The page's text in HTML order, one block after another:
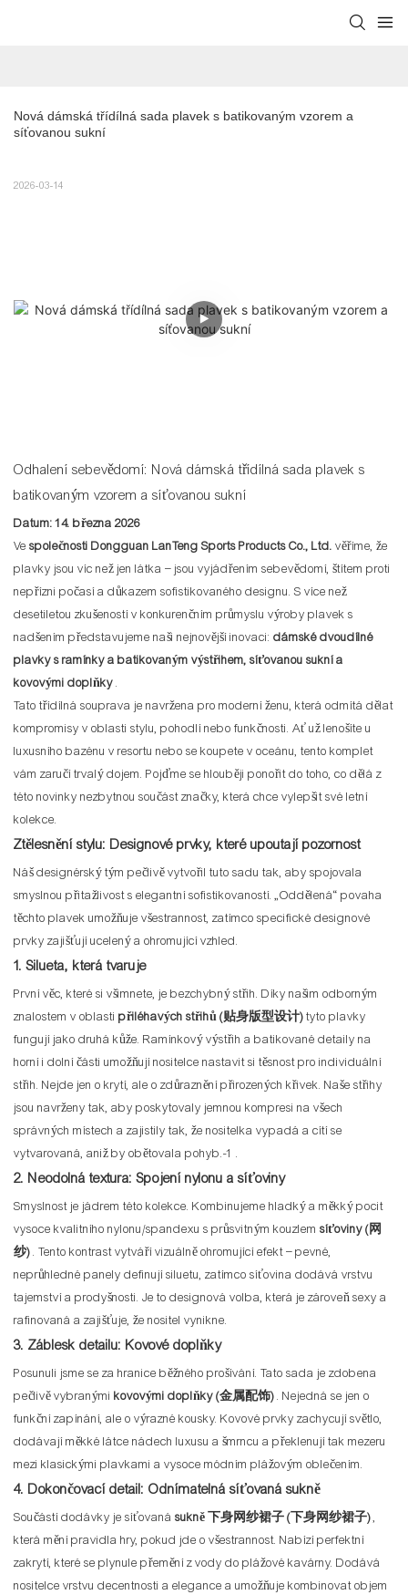
Nová dámská třídílná sada plavek s batikovaným vzorem a
síťovanou sukní
2026-03-14
Odhalení sebevědomí: Nová dámská třídílná sada plavek s
batikovaným vzorem a síťovanou sukní
Datum: 14. března 2026
Ve společnosti Dongguan LanTeng Sports Products Co., Ltd. věříme, že
plavky jsou víc než jen látka – jsou vyjádřením sebevědomí, štítem proti
nepřízni počasí a důkazem sofistikovaného designu. S více než
desetiletou zkušeností v konkurenčním průmyslu výroby plavek s
nadšením představujeme naši nejnovější inovaci: dámské dvoudílné
plavky s ramínky a batikovaným výstřihem, síťovanou sukní a
kovovými doplňky.
Tato třídílná souprava je navržena pro moderní ženu, která odmítá dělat
kompromisy v oblasti stylu, pohodlí nebo funkčnosti. Ať už lenošíte u
luxusního bazénu v resortu nebo se koupete v oceánu, tento komplet
vám zaručí trvalý dojem. Pojďme se hlouběji ponořit do toho, co dělá z
této novinky nezbytnou součást značky, která chce vylepšit své letní
kolekce.
Ztělesnění stylu: Designové prvky, které upoutají pozornost
Náš designérský tým pečlivě vytvořil tuto sadu tak, aby spojovala
smyslnou přitažlivost s elegantní sofistikovaností. „Oddělená“ povaha
těchto plavek umožňuje všestrannost, zatímco specifické designové
prvky zajišťují ucelený a ohromující vzhled.
1. Silueta, která tvaruje
První věc, které si všimnete, je bezchybný střih. Díky našim odborným
znalostem v oblasti přiléhavých střihů (贴身版型设计)tyto plavky
fungují jako druhá kůže. Ramínkový výstřih a batikované detaily na
horní i dolní části umožňují nositelce nastavit si těsnost pro individuální
střih. Nejde jen o krytí, ale o zdůraznění přirozených křivek. Naše střihy
jsou navrženy tak, aby poskytovaly jemnou kompresi na všech
správných místech a zajistily tak, že nositelka vypadá a cítí se
vytvarovaná, aniž by obětovala pohyb.-1 .
2. Neodolná textura: Spojení nylonu a síťoviny
Smyslnost je jádrem této kolekce. Kombinujeme hladký a měkký pocit
vysoce kvalitního nylonu/spandexu s průsvitným kouzlem síťoviny (网
纱). Tento kontrast vytváří vizuálně ohromující efekt – pevné,
neprůhledné panely definují siluetu, zatímco síťovina dodává vrstvu
tajemství a prodyšnosti. Je to designová volba, která je zároveň sexy a
rafinovaná a zajišťuje, že nositel vynikne.
3. Záblesk detailu: Kovové doplňky
Posunuli jsme se za hranice běžného prošívání. Tato sada je zdobena
pečlivě vybranými kovovými doplňky (金属配饰). Nejedná se jen o
funkční zapínání, ale o výrazné kousky. Kovové prvky zachycují světlo,
dodávají měkké látce nádech luxusu a šmrncu a překlenují tak mezeru
mezi klasickými plavkami a vysoce módním plážovým oblečením.
4. Dokončovací detail: Odnímatelná síťovaná sukně
Součástí dodávky je síťovaná sukně 下身网纱裙子 (下身网纱裙子),
která mění pravidla hry, pokud jde o všestrannost. Nabízí perfektní
zakrytí, které se plynule přemění z vody do plážové kavárny. Dodává
nositelce vrstvu decentnosti a elegance a umožňuje kombinovat objem